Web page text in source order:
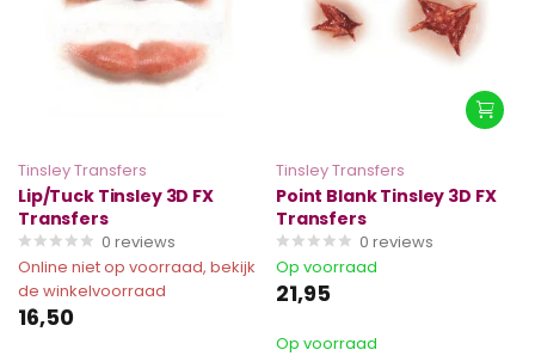
Tinsley Transfers
Lip/Tuck Tinsley 3D FX
Transfers
0 reviews
Online niet op voorraad, bekijk
de winkelvoorraad
16,50
Tinsley Transfers
Point Blank Tinsley 3D FX
Transfers
0 reviews
Op voorraad
21,95
Op voorraad